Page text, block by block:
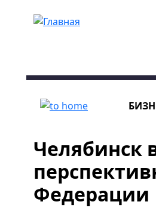
Челябинск
Федерации